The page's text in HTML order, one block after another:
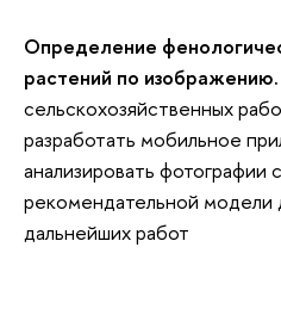
Определение
растений по изображению.
сельскохозяйственных
разработать мобильное
анализировать
рекомендательной модели
дальнейших работ